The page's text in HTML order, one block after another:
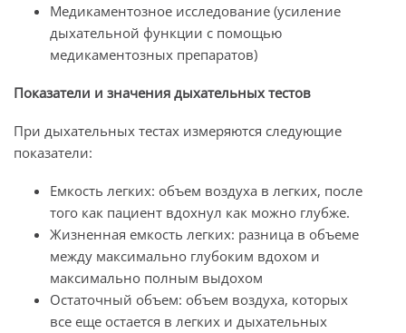
Медикаментозное исследование (усиление
дыхательной функции с помощью
медикаментозных препаратов)
Показатели и значения дыхательных тестов
При дыхательных тестах измеряются следующие
показатели:
Емкость легких: объем воздуха в легких, после
того как пациент вдохнул как можно глубже.
Жизненная емкость легких: разница в объеме
между максимально глубоким вдохом и
максимально полным выдохом
Остаточный объем: объем воздуха, которых
все еще остается в легких и дыхательных